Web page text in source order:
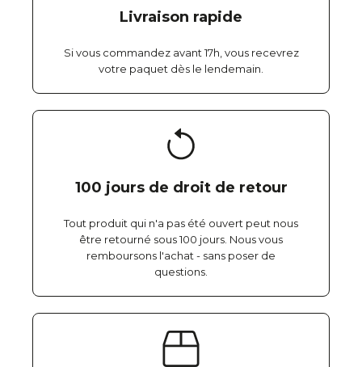
Livraison rapide
Si vous commandez avant 17h, vous recevrez
votre paquet dès le lendemain.
100 jours de droit de retour
Tout produit qui n'a pas été ouvert peut nous
être retourné sous 100 jours. Nous vous
remboursons l'achat - sans poser de
questions.